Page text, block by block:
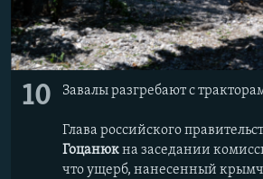
10 Завалы разгребают с
Глава российского
Гоцанюкна заседании
что ущерб, нанесенный